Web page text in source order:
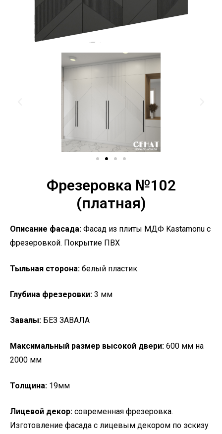
Фрезеровка №102
(платная)
Описание фасада: Фасад из плиты МДФ Kastamonu с
фрезеровкой. Покрытие ПВХ
Тыльная сторона: белый пластик.
Глубина фрезеровки: 3 мм
Завалы: БЕЗ ЗАВАЛА
Максимальный размер высокой двери: 600 мм на
2000 мм
Толщина: 19мм
Лицевой декор: современная фрезеровка.
Изготовление фасада с лицевым декором по эскизу